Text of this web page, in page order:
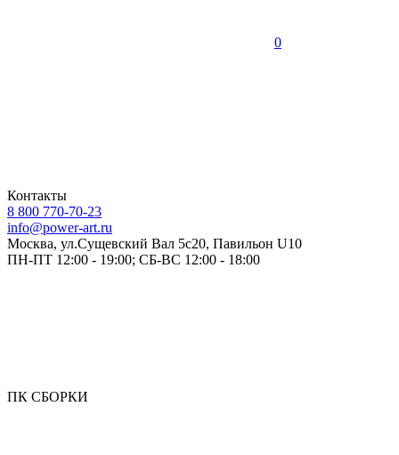
0
Контакты
8 800 770-70-23
info@power-art.ru
Москва, ул.Сущевский Вал 5с20, Павильон U10
ПН-ПТ 12:00 - 19:00; СБ-ВС 12:00 - 18:00
ПК СБОРКИ